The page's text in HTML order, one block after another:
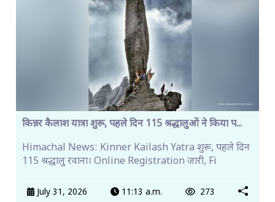
किन्नर कैलाश यात्रा शुरू, पहले दिन 115 श्रद्धालुओं ने किया प...
Himachal News: Kinner Kailash Yatra शुरू, पहले दिन
115 श्रद्धालु रवाना। Online Registration जारी, Fi
July 31, 2026 11:13 a.m. 273